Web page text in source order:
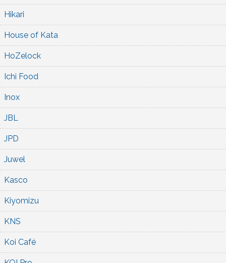
Hikari
House of Kata
HoZelock
Ichi Food
Inox
JBL
JPD
Juwel
Kasco
Kiyomizu
KNS
Koi Café